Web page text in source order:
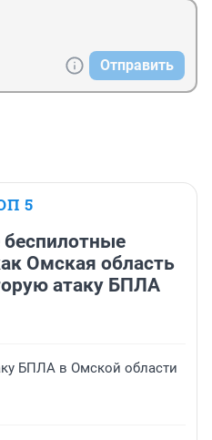
Отправить
5
Омская область
атаку БПЛА
БПЛА в Омской области